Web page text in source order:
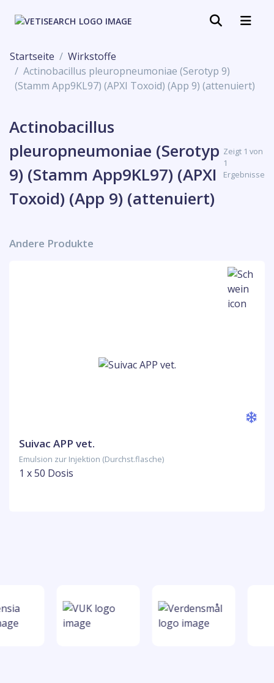
Startseite
Wirkstoffe
Actinobacillus pleuropneumoniae (Serotyp 9)
(Stamm App9KL97) (APXI Toxoid) (App 9) (attenuiert)
Actinobacillus
pleuropneumoniae (Serotyp
9) (Stamm App9KL97) (APXI
Toxoid) (App 9) (attenuiert)
Zeigt 1 von
1
Ergebnisse
Andere Produkte
Suivac APP vet.
Emulsion zur Injektion (Durchst.flasche)
1 x 50 Dosis